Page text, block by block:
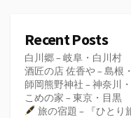
Recent Posts
白川郷 – 岐阜・白川村
酒匠の店 佐香や – 島根
師岡熊野神社 – 神奈川
こめの家 – 東京・目黒
旅の宿題 – 『ひとり